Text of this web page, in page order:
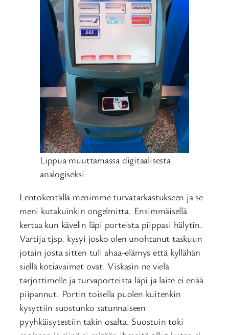
Lippua muuttamassa digitaalisesta
analogiseksi
Lentokentällä menimme turvatarkastukseen ja se
meni kutakuinkin ongelmitta. Ensimmäisellä
kertaa kun kävelin läpi porteista piippasi hälytin.
Vartija tjsp. kysyi josko olen unohtanut taskuun
jotain josta sitten tuli ahaa-elämys että kyllähän
siellä kotiavaimet ovat. Viskasin ne vielä
tarjottimelle ja turvaporteista läpi ja laite ei enää
piipannut. Portin toisella puolen kuitenkin
kysyttiin suostunko satunnaiseen
pyyhkäisytestiin takin osalta. Suostuin toki